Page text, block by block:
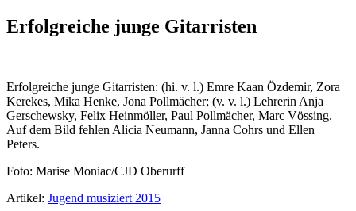
Erfolgreiche junge Gitarristen
Erfolgreiche junge Gitarristen: (hi. v. l.) Emre Kaan Özdemir, Zora
Kerekes, Mika Henke, Jona Pollmächer; (v. v. l.) Lehrerin Anja
Gerschewsky, Felix Heinmöller, Paul Pollmächer, Marc Vössing.
Auf dem Bild fehlen Alicia Neumann, Janna Cohrs und Ellen
Peters.
Foto: Marise Moniac/CJD Oberurff
Artikel: Jugend musiziert 2015